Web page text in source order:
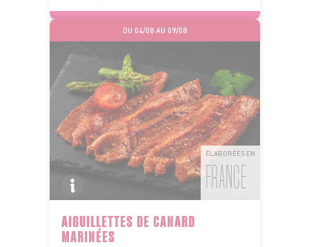
DU 04/08 AU 09/08
ÉLABORÉES EN
FRANCE
AIGUILLETTES DE CANARD
MARINÉES